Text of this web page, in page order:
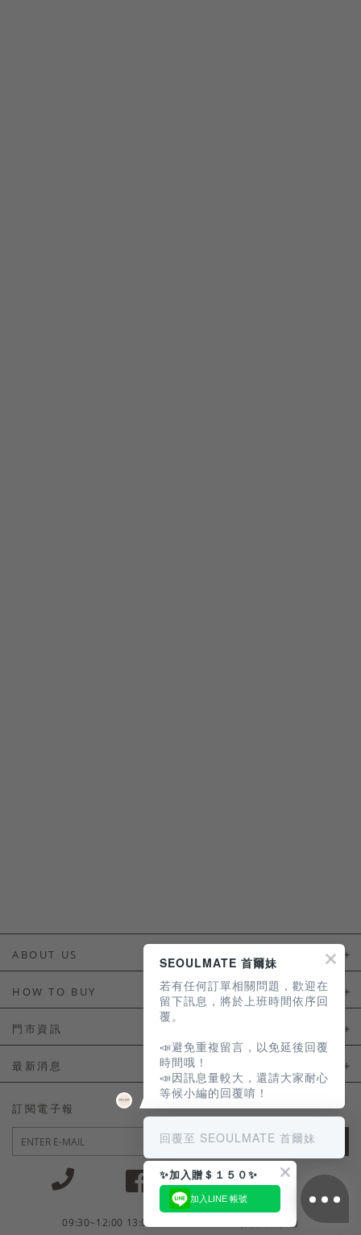
ABOUT US
HOW TO BUY
如何購買
會員常見問題
訂單常見問題
商品售後服務
電子發票
門市資訊
門市資訊
最新消息
LINE官方會員活動
訂閱電子報
JOIN
09:30~12:00 13:00~18:30 / Mon - Fri(例假日除外)
SEOULMATE 首爾妹
若有任何訂單相關問題，歡迎在
留下訊息，將於上班時間依序回
覆。
📣避免重複留言，以免延後回覆
時間哦！
📣因訊息量較大，還請大家耐心
等候小編的回覆唷！
回覆至 SEOULMATE 首爾妹
✨加入贈＄１５０✨
加入LINE 帳號